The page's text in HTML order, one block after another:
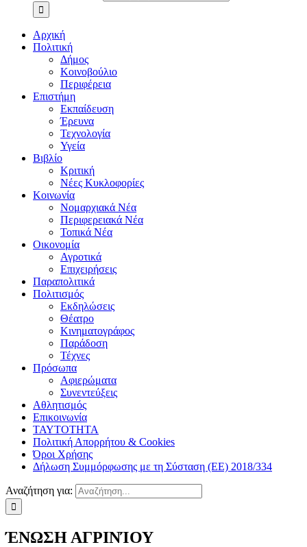
Αρχική
Πολιτική
Δήμος
Κοινοβούλιο
Περιφέρεια
Επιστήμη
Εκπαίδευση
Έρευνα
Τεχνολογία
Υγεία
Βιβλίο
Κριτική
Νέες Κυκλοφορίες
Κοινωνία
Νομαρχιακά Νέα
Περιφερειακά Νέα
Τοπικά Νέα
Οικονομία
Αγροτικά
Επιχειρήσεις
Παραπολιτικά
Πολιτισμός
Εκδηλώσεις
Θέατρο
Κινηματογράφος
Παράδοση
Τέχνες
Πρόσωπα
Αφιερώματα
Συνεντεύξεις
Αθλητισμός
Επικοινωνία
ΤΑΥΤΟΤΗΤΑ
Πολιτική Απορρήτου & Cookies
Όροι Χρήσης
Δήλωση Συμμόρφωσης με τη Σύσταση (ΕΕ) 2018/334
Αναζήτηση για:
ΈΝΩΣΗ ΑΓΡΙΝΊΟΥ